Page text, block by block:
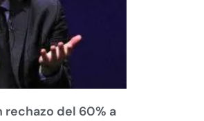
rechazo del 60% a